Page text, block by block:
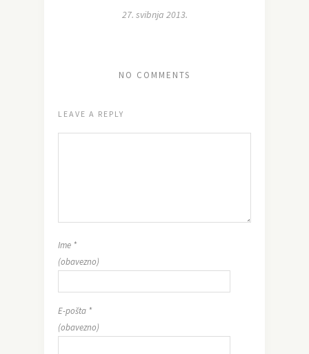
27. svibnja 2013.
NO COMMENTS
LEAVE A REPLY
Ime *
(obavezno)
E-pošta *
(obavezno)